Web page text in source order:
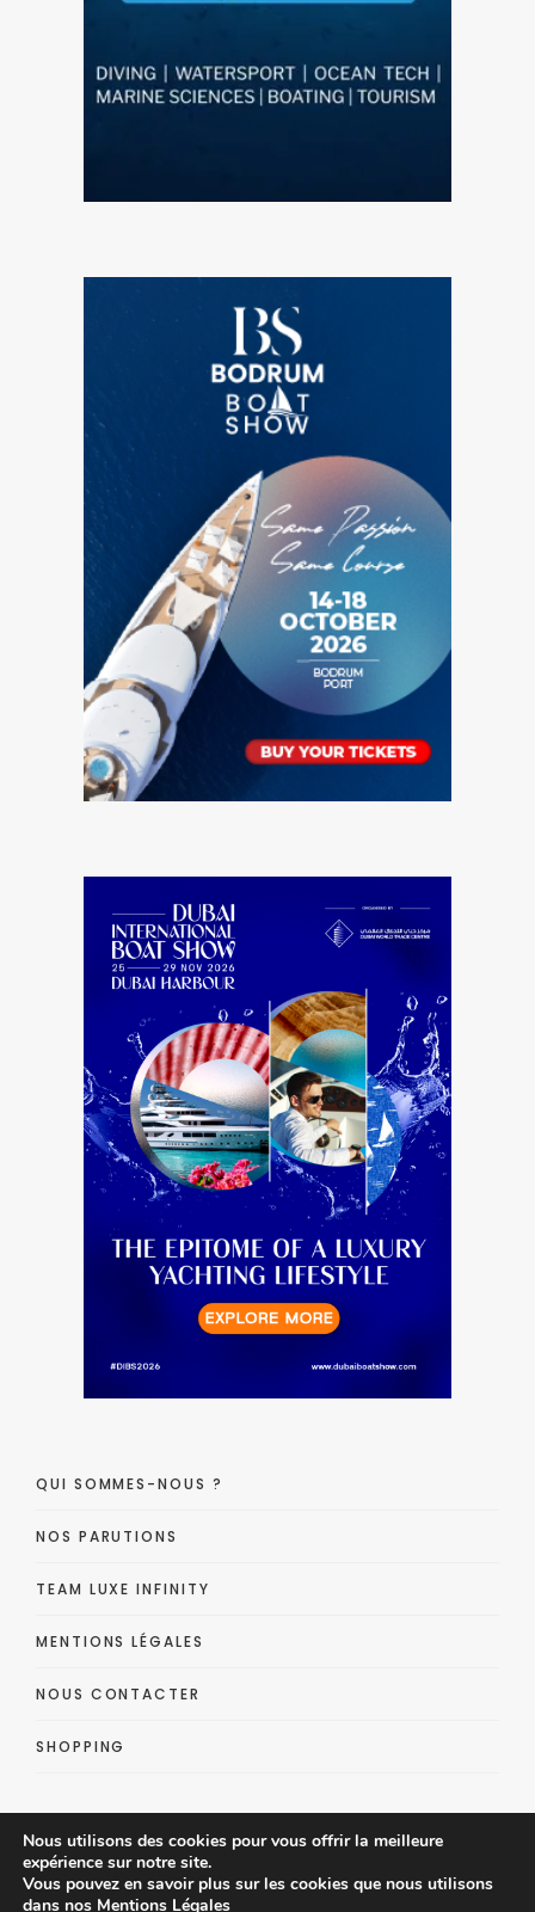
QUI SOMMES-NOUS ?
NOS PARUTIONS
TEAM LUXE INFINITY
MENTIONS LÉGALES
NOUS CONTACTER
SHOPPING
Nous utilisons des cookies pour vous offrir la meilleure
expérience sur notre site.
Vous pouvez en savoir plus sur les cookies que nous utilisons
dans nos Mentions Légales